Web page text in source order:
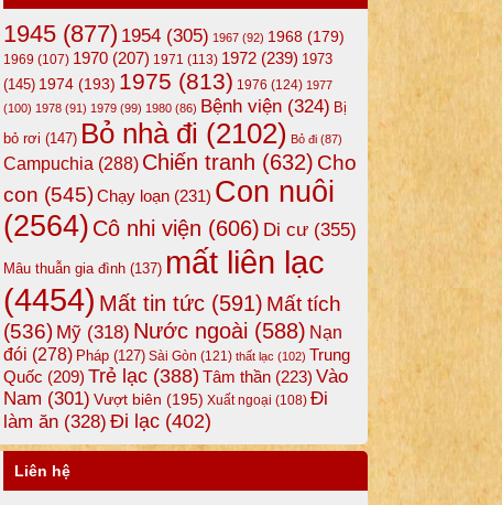
1945 (877) 1954 (305) 1967 (92) 1968 (179)
1969 (107) 1970 (207) 1971 (113) 1972 (239) 1973
(145) 1974 (193) 1975 (813) 1976 (124) 1977
(100) 1978 (91) 1979 (99) 1980 (86) Bệnh viện (324) Bị
bỏ rơi (147) Bỏ nhà đi (2102) Bỏ đi (87)
Campuchia (288) Chiến tranh (632) Cho
con (545)Chạy loạn (231) Con nuôi
(2564) Cô nhi viện (606) Di cư (355)
Mâu thuẫn gia đình (137) mất liên lạc
(4454) Mất tin tức (591) Mất tích
(536) Mỹ (318) Nước ngoài (588) Nạn
đói (278) Pháp (127) Sài Gòn (121) thất lạc (102) Trung
Quốc (209) Trẻ lạc (388) Tâm thần (223) Vào
Nam (301) Vượt biên (195) Xuất ngoại (108) Đi
làm ăn (328) Đi lạc (402)
Liên hệ